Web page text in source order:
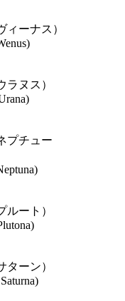
ーナス）
ヌス）
チュー
ート）
ーン）